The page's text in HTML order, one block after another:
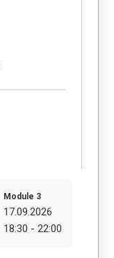
Module 3
17.09.2026
18:30 - 22:00